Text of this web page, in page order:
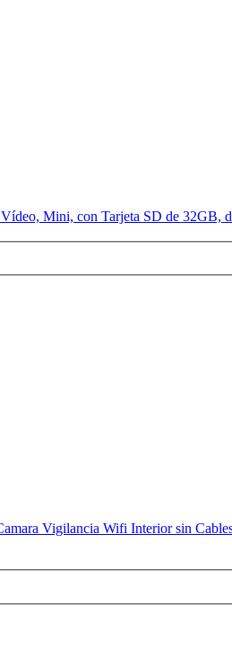
Mini, con Tarjeta SD de 32GB,
Vigilancia Wifi Interior sin